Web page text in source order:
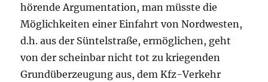
hörende Argumentation, man müsste die
Möglichkeiten einer Einfahrt von Nordwesten,
d.h. aus der Süntelstraße, ermöglichen, geht
von der scheinbar nicht tot zu kriegenden
Grundüberzeugung aus, dem Kfz-Verkehr